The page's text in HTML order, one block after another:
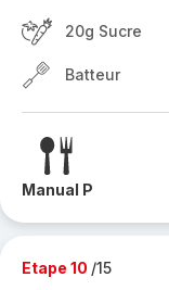
20g Sucre
Batteur
Manual P
Etape 10 /15